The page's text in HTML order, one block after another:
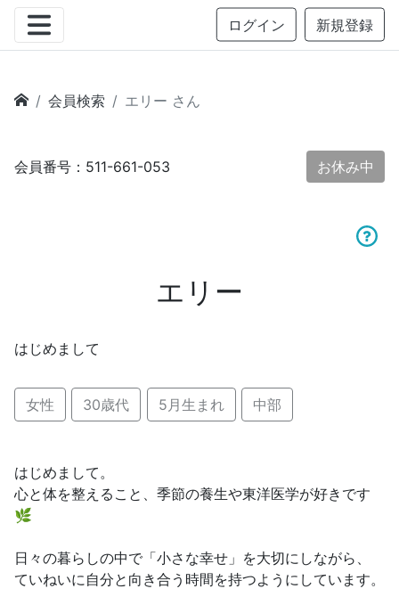
ログイン 新規登録
会員検索 エリー さん
会員番号：511-661-053 お休み中
エリー
はじめまして
女性 30歳代 5月生まれ 中部
はじめまして。
心と体を整えること、季節の養生や東洋医学が好きです
🌿
日々の暮らしの中で「小さな幸せ」を大切にしながら、
ていねいに自分と向き合う時間を持つようにしています。